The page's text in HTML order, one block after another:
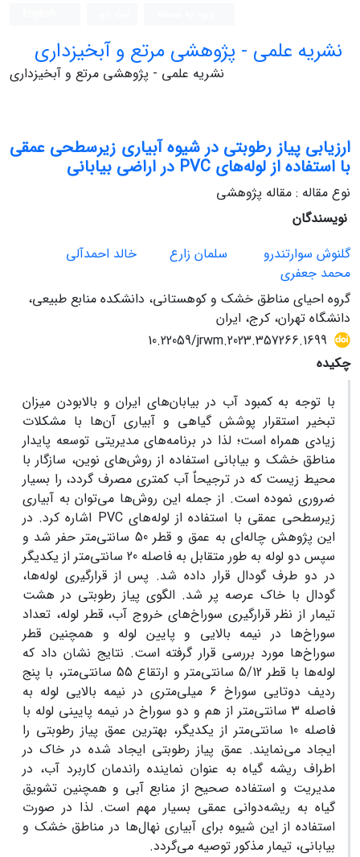
نشریه علمی - پژوهشی مرتع و آبخیزداری
نشریه علمی - پژوهشی مرتع و آبخیزداری
ارزیابی پیاز رطوبتی در شیوه آبیاری زیرسطحی عمقی
با استفاده از لوله‌های PVC در اراضی بیابانی
نوع مقاله : مقاله پژوهشی
نویسندگان
گلنوش سوارتندرو
سلمان زارع
خالد احمدآلی
محمد جعفری
گروه احیای مناطق خشک و کوهستانی، دانشکده منابع طبیعی،
دانشگاه تهران، کرج، ایران
10.22059/jrwm.2023.357266.1699
چکیده
با توجه به کمبود آب در بیابان‌های ایران و بالابودن میزان
تبخیر استقرار پوشش گیاهی و آبیاری آن‌ها با مشکلات
زیادی همراه است؛ لذا در برنامه‌های مدیریتی توسعه پایدار
مناطق خشک و بیابانی استفاده از روش‌های نوین، سازگار با
محیط زیست که در ترجیحاٌ آب کمتری مصرف گردد، را بسیار
ضروری نموده است. از جمله این روش‌ها می‌توان به آبیاری
زیرسطحی عمقی با استفاده از لوله‌های PVC اشاره کرد. در
این پژوهش چاله‌ای به عمق و قطر 50 سانتی‌متر حفر شد و
سپس دو لوله به طور متقابل به فاصله 20 سانتی‌متر از یکدیگر
در دو طرف گودال قرار داده شد. پس از قرارگیری لوله‌ها،
گودال با خاک عرصه پر شد. الگوی پیاز رطوبتی در هشت
تیمار از نظر قرارگیری سوراخ‌های خروج آب، قطر لوله، تعداد
سوراخ‌ها در نیمه بالایی و پایین لوله و همچنین قطر
سوراخ‌ها مورد بررسی قرار گرفته است. نتایج نشان داد که
لوله‌ها با قطر 5/12 سانتی‌متر و ارتقاع 55 سانتی‌متر، با پنج
ردیف دوتایی سوراخ 6 میلی‌متری در نیمه بالایی لوله به
فاصله 3 سانتی‌متر از هم و دو سوراخ در نیمه پایینی لوله با
فاصله 10 سانتی‌متر از یکدیگر، بهترین عمق پیاز رطوبتی را
ایجاد می‌نمایند. عمق پیاز رطوبتی ایجاد شده در خاک در
اطراف ریشه گیاه به عنوان نماینده راندمان کاربرد آب، در
مدیریت و استفاده صحیح از منابع آبی و همچنین تشویق
گیاه به ریشه‌دوانی عمقی بسیار مهم است. لذا در صورت
استفاده از این شیوه برای آبیاری نهال‌ها در مناطق خشک و
بیابانی، تیمار مذکور توصیه می‌گردد.